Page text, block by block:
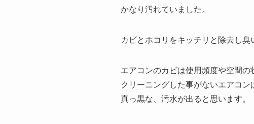
かなり汚れていました。
カビとホコリをキッチリと除去し臭
エアコンのカビは使用頻度や空間
クリーニングした事がないエアコン
真っ黒な、汚水が出ると思います。